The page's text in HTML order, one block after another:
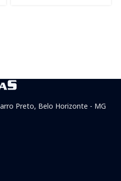
Preto, Belo Horizonte - MG